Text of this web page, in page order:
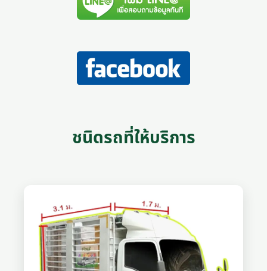
ชนิดรถที่ให้บริการ